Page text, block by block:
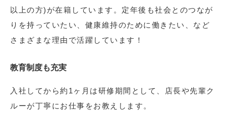
以上の方)が在籍しています。定年後も社会とのつなが
りを持っていたい、健康維持のために働きたい、など
さまざまな理由で活躍しています！
教育制度も充実
入社してから約1ヶ月は研修期間として、店長や先輩ク
ルーが丁寧にお仕事をお教えします。